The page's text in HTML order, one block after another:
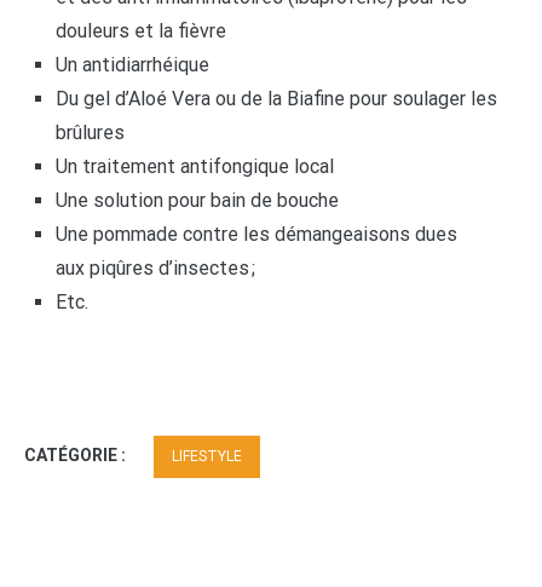
douleurs et la fièvre
Un antidiarrhéique
Du gel d’Aloé Vera ou de la Biafine pour soulager les
brûlures
Un traitement antifongique local
Une solution pour bain de bouche
Une pommade contre les démangeaisons dues
aux piqûres d’insectes ;
Etc.
CATÉGORIE : LIFESTYLE